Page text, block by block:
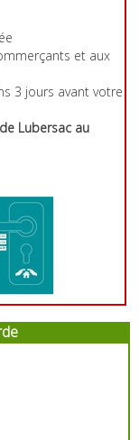
et aux
3 jours avant votre
Lubersac au